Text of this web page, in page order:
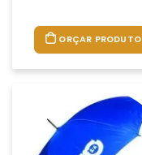
ORÇAR PRODUTO